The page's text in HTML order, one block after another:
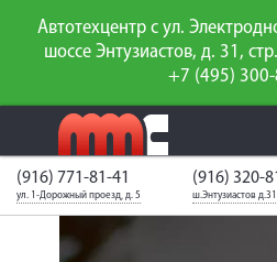
Автотехцентр с ул.
шоссе Энтузиастов, д. 31,
+7 (495)
Калькулятор
ТО
Каталог
Ваш автомобиль
(916) 771-81-41
ул. 1-Дорожный проезд, д. 5
(916) 320-
ш.Энтузиастов